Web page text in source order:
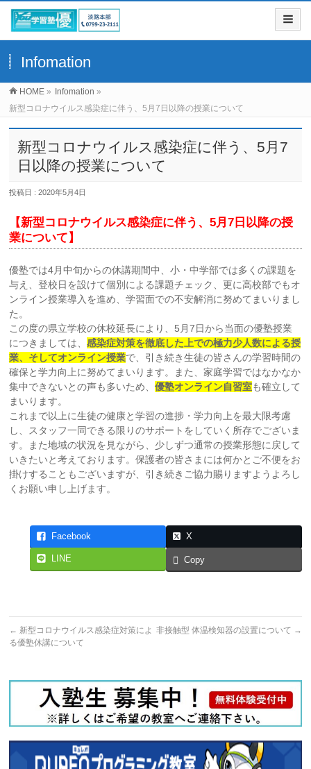
Infomation
HOME » Infomation »
新型コロナウイルス感染症に伴う、5月7日以降の授業について
新型コロナウイルス感染症に伴う、5月7
日以降の授業について
投稿日 : 2020年5月4日
【新型コロナウイルス感染症に伴う、5月7日以降の授
業について】
優塾では4月中旬からの休講期間中、小・中学部では多くの課題を
与え、登校日を設けて個別による課題チェック、更に高校部でもオ
ンライン授業導入を進め、学習面での不安解消に努めてまいりまし
た。
この度の県立学校の休校延長により、5月7日から当面の優塾授業
につきましては、感染症対策を徹底した上での極力少人数による授
業、そしてオンライン授業で、引き続き生徒の皆さんの学習時間の
確保と学力向上に努めてまいります。また、家庭学習ではなかなか
集中できないとの声も多いため、優塾オンライン自習室も確立して
まいります。
これまで以上に生徒の健康と学習の進捗・学力向上を最大限考慮
し、スタッフ一同できる限りのサポートをしていく所存でございま
す。また地域の状況を見ながら、少しずつ通常の授業形態に戻して
いきたいと考えております。保護者の皆さまには何かとご不便をお
掛けすることもございますが、引き続きご協力賜りますようよろし
くお願い申し上げます。
Facebook X
LINE Copy
← 新型コロナウイルス感染症対策によ
る優塾休講について
非接触型 体温検知器の設置について →